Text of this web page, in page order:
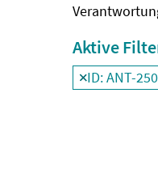
Aktive
ID: ANT-